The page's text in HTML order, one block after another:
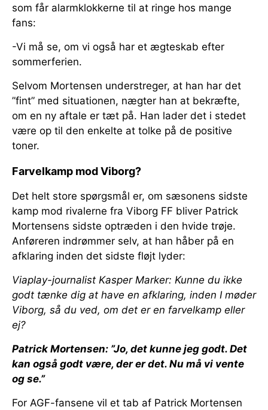
som får alarmklokkerne til at ringe hos mange
fans:
-Vi må se, om vi også har et ægteskab efter
sommerferien.
Selvom Mortensen understreger, at han har det
”fint” med situationen, nægter han at bekræfte,
om en ny aftale er tæt på. Han lader det i stedet
være op til den enkelte at tolke på de positive
toner.
Farvelkamp mod Viborg?
Det helt store spørgsmål er, om sæsonens sidste
kamp mod rivalerne fra Viborg FF bliver Patrick
Mortensens sidste optræden i den hvide trøje.
Anføreren indrømmer selv, at han håber på en
afklaring inden det sidste fløjt lyder:
Viaplay-journalist Kasper Marker: Kunne du ikke
godt tænke dig at have en afklaring, inden I møder
Viborg, så du ved, om det er en farvelkamp eller
ej?
Patrick Mortensen: ”Jo, det kunne jeg godt. Det
kan også godt være, der er det. Nu må vi vente
og se.”
For AGF-fansene vil et tab af Patrick Mortensen